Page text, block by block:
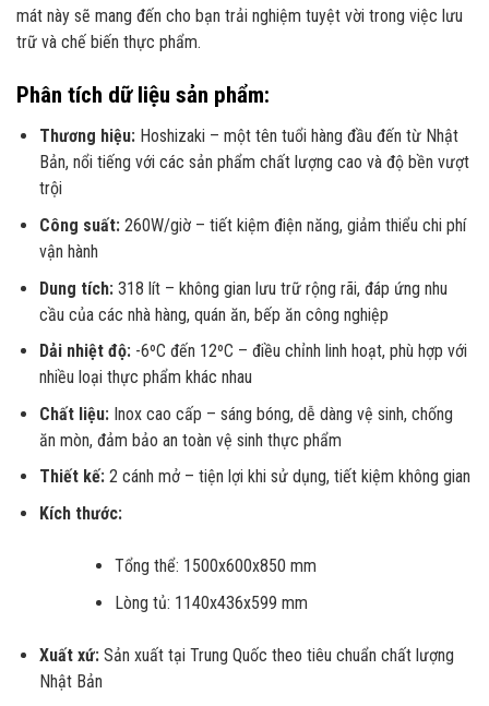
mát này sẽ mang đến cho bạn trải nghiệm tuyệt vời trong việc lưu
trữ và chế biến thực phẩm.
Phân tích dữ liệu sản phẩm:
Thương hiệu:Hoshizaki – một tên tuổi hàng đầu đến từ Nhật
Bản, nổi tiếng với các sản phẩm chất lượng cao và độ bền vượt
trội
Công suất:260W/giờ – tiết kiệm điện năng, giảm thiểu chi phí
vận hành
Dung tích:318 lít – không gian lưu trữ rộng rãi, đáp ứng nhu
cầu của các nhà hàng, quán ăn, bếp ăn công nghiệp
Dải nhiệt độ:-6ºC đến 12ºC – điều chỉnh linh hoạt, phù hợp với
nhiều loại thực phẩm khác nhau
Chất liệu:Inox cao cấp – sáng bóng, dễ dàng vệ sinh, chống
ăn mòn, đảm bảo an toàn vệ sinh thực phẩm
Thiết kế:2 cánh mở – tiện lợi khi sử dụng, tiết kiệm không gian
Kích thước:
Tổng thể: 1500x600x850 mm
Lòng tủ: 1140x436x599 mm
Xuất xứ:Sản xuất tại Trung Quốc theo tiêu chuẩn chất lượng
Nhật Bản